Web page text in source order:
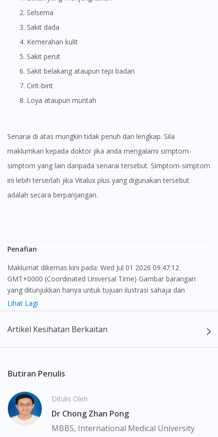
Visit DoctorOnCall Singapore
You seem to be shopping from Singapore
You are currently on DoctorOnCall.com.my, our Malaysian
To serve you better, would you like to head over to
No, please do not redirect me
selsema
Sakit dada
Kemerahan kulit
Sakit perut
Sakit belakang ataupun tepi badan
cirit-birit
Loya ataupun muntah
Senarai di atas mungkin tidak penuh dan lengkap. Sila
maklumkan kepada doktor jika anda mengalami simptom-
simptom yang lain daripada senarai tersebut. Simptom-simptom
ini lebih terserlah jika Vitalux plus yang digunakan tersebut
adalah secara berpanjangan.
Penafian
Maklumat dikemas kini pada: Wed Jul 01 2026 09:47:12
GMT+0000 (Coordinated Universal Time) Gambar barangan
yang ditunjukkan hanya untuk tujuan ilustrasi sahaja dan
mungkin tidak seperti produk yang sebenar
maklumat sahaja, bagi kegunaan para pengamal perubatan dan
bukan bertujuan sebagai rujukan kepada pengguna untuk
seorang pengamal perubatan. Keberkesanan dan kesan
pengguna dengan pengguna yang lain. Kami tidak menyarankan
pengguna untuk membuat diagnosis atau rawatan sendiri.
Pesakit haruslah sentiasa mendapatkan nasihat daripada doktor
atau ahli farmasi bertauliah sebelum mengambil atau
Lihat Lagi
Artikel Kesihatan Berkaitan
Butiran Penulis
Ditulis Oleh
Dr Chong Zhan Pong
MBBS, International Medical University